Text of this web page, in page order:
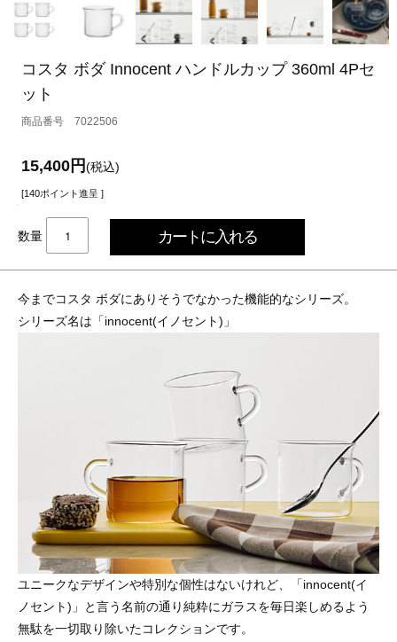
コスタ ボダ Innocent ハンドルカップ 360ml 4Pセ
ット
7022506
15,400円(税込)
[140ポイント進呈 ]
数量
今までコスタ ボダにありそうでなかった機能的なシリーズ。
シリーズ名は「innocent(イノセント)」
ユニークなデザインや特別な個性はないけれど、「innocent(イ
ノセント)」と言う名前の通り純粋にガラスを毎日楽しめるよう
無駄を一切取り除いたコレクションです。